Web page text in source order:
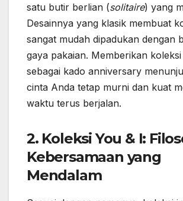
satu butir berlian (solitaire) yang
Desainnya yang klasik membuat
sangat mudah dipadukan dengan
gaya pakaian. Memberikan
sebagai kado anniversary
cinta Anda tetap murni dan kuat
waktu terus berjalan.
2. Koleksi You & I:
Kebersamaan yang
Mendalam